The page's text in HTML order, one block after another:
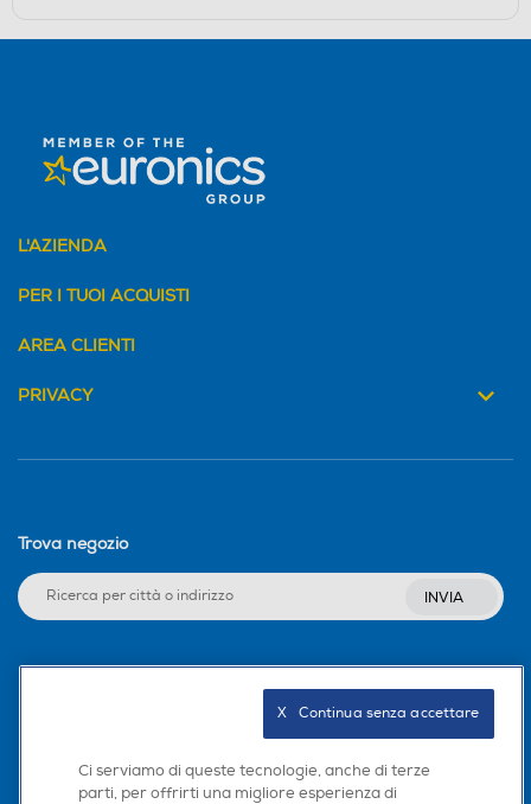
L'AZIENDA
PER I TUOI ACQUISTI
AREA CLIENTI
PRIVACY
Trova negozio
INVIA
Ci serviamo di queste tecnologie, anche di terze
parti, per offrirti una migliore esperienza di
X   Continua senza accettare